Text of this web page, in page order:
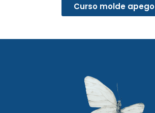
Curso molde apego